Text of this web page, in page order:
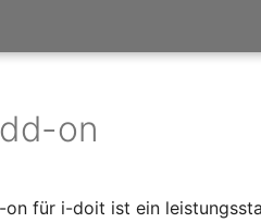
on
on für i-doit ist ein